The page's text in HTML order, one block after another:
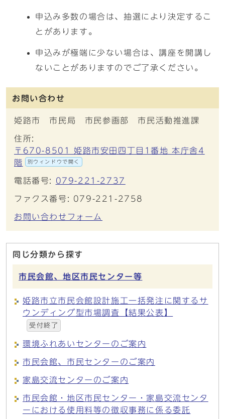
申込み多数の場合は、抽選により決定するこ
とがあります。
申込みが極端に少ない場合は、講座を開講し
ないことがありますのでご了承ください。
お問い合わせ
姫路市 市民局 市民参画部 市民活動推進課
住所:
〒670-8501 姫路市安田四丁目1番地 本庁舎4
階
別ウィンドウで開く
電話番号: 079-221-2737
ファクス番号: 079-221-2758
お問い合わせフォーム
同じ分類から探す
市民会館、地区市民センター等
姫路市立市民会館設計施工一括発注に関するサ
ウンディング型市場調査【結果公表】
受付終了
環境ふれあいセンターのご案内
市民会館、市民センターのご案内
家島交流センターのご案内
市民会館・地区市民センター・家島交流センタ
ーにおける使用料等の徴収事務に係る委託